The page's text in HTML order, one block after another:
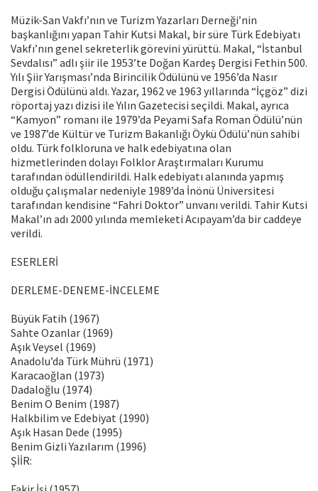
Müzik-San Vakfı’nın ve Turizm Yazarları Derneği’nin
başkanlığını yapan Tahir Kutsi Makal, bir süre Türk Edebiyatı
Vakfı’nın genel sekreterlik görevini yürüttü. Makal, “İstanbul
Sevdalısı” adlı şiir ile 1953’te Doğan Kardeş Dergisi Fethin 500.
Yılı Şiir Yarışması’nda Birincilik Ödülünü ve 1956’da Nasır
Dergisi Ödülünü aldı. Yazar, 1962 ve 1963 yıllarında “İçgöz” dizi
röportaj yazı dizisi ile Yılın Gazetecisi seçildi. Makal, ayrıca
“Kamyon” romanı ile 1979’da Peyami Safa Roman Ödülü’nün
ve 1987’de Kültür ve Turizm Bakanlığı Öykü Ödülü’nün sahibi
oldu. Türk folkloruna ve halk edebiyatına olan
hizmetlerinden dolayı Folklor Araştırmaları Kurumu
tarafından ödüllendirildi. Halk edebiyatı alanında yapmış
olduğu çalışmalar nedeniyle 1989’da İnönü Üniversitesi
tarafından kendisine “Fahri Doktor” unvanı verildi. Tahir Kutsi
Makal’ın adı 2000 yılında memleketi Acıpayam’da bir caddeye
verildi.
ESERLERİ
DERLEME-DENEME-İNCELEME
Büyük Fatih (1967)
Sahte Ozanlar (1969)
Aşık Veysel (1969)
Anadolu’da Türk Mührü (1971)
Karacaoğlan (1973)
Dadaloğlu (1974)
Benim O Benim (1987)
Halkbilim ve Edebiyat (1990)
Aşık Hasan Dede (1995)
Benim Gizli Yazılarım (1996)
ŞİİR: